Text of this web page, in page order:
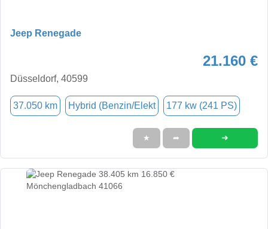
Jeep Renegade
21.160 €
Düsseldorf, 40599
37.050 km Hybrid (Benzin/Elekt 177 kw (241 PS)
★ ➦ ➜